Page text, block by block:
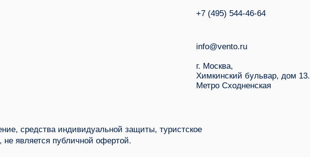
+7 (495) 544-46-64
info@vento.ru
г. Москва,
Химкинский бульвар, дом 13.
Метро Сходненская
средства индивидуальной защиты, туристское
является публичной офертой.